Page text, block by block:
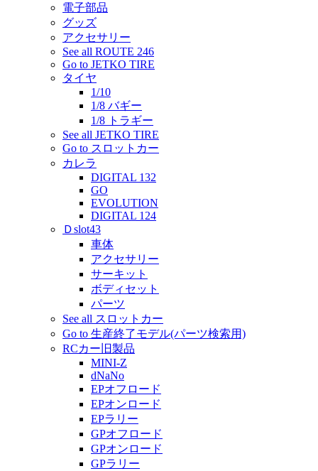
電子部品
グッズ
アクセサリー
See all ROUTE 246
Go to JETKO TIRE
タイヤ
1/10
1/8 バギー
1/8 トラギー
See all JETKO TIRE
Go to スロットカー
カレラ
DIGITAL 132
GO
EVOLUTION
DIGITAL 124
Ｄslot43
車体
アクセサリー
サーキット
ボディセット
パーツ
See all スロットカー
Go to 生産終了モデル(パーツ検索用)
RCカー旧製品
MINI-Z
dNaNo
EPオフロード
EPオンロード
EPラリー
GPオフロード
GPオンロード
GPラリー